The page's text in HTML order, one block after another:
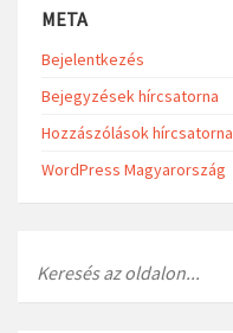
META
Bejelentkezés
Bejegyzések hírcsatorna
Hozzászólások hírcsatorna
WordPress Magyarország